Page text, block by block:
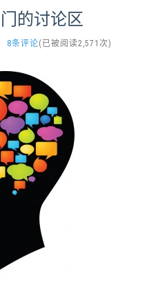
的讨论区
8条评论(已被阅读2,571次)